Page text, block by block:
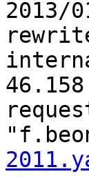
2013/